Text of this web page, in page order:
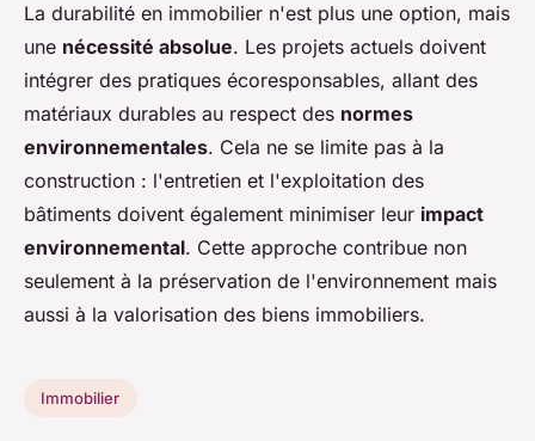
La durabilité en immobilier n'est plus une option, mais
une nécessité absolue. Les projets actuels doivent
intégrer des pratiques écoresponsables, allant des
matériaux durables au respect des normes
environnementales. Cela ne se limite pas à la
construction : l'entretien et l'exploitation des
bâtiments doivent également minimiser leur impact
environnemental. Cette approche contribue non
seulement à la préservation de l'environnement mais
aussi à la valorisation des biens immobiliers.
Immobilier